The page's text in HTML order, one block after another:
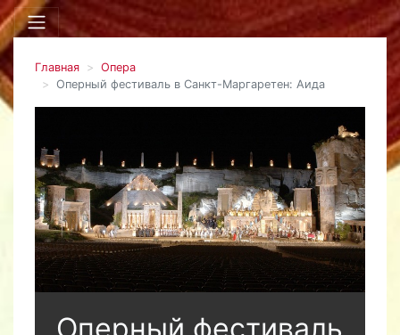
Главная
Опера
Оперный фестиваль в Санкт-Маргаретен: Аида